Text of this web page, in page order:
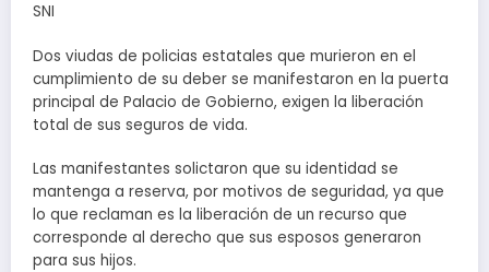
SNI
Dos viudas de policias estatales que murieron en el
cumplimiento de su deber se manifestaron en la puerta
principal de Palacio de Gobierno, exigen la liberación
total de sus seguros de vida.
Las manifestantes solictaron que su identidad se
mantenga a reserva, por motivos de seguridad, ya que
lo que reclaman es la liberación de un recurso que
corresponde al derecho que sus esposos generaron
para sus hijos.